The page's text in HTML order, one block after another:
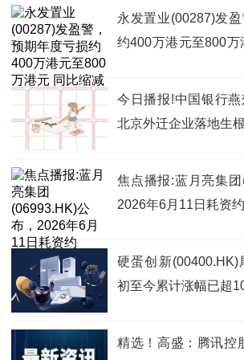
永发置业(00287)发
约400万港元至800万
今日播报!中国银行
北京外迁企业落地生根
焦点播报:蓝月亮集团
2026年6月11日耗资
硬蛋创新(00400.HK)
初至今累计涨幅已超
精选！高盛：腾讯控